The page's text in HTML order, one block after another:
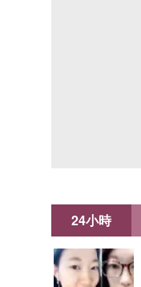
24小時